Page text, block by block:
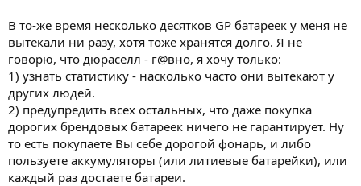
В то-же время несколько десятков GP батареек у меня не
вытекали ни разу, хотя тоже хранятся долго. Я не
говорю, что дюраселл - г@вно, я хочу только:
1) узнать статистику - насколько часто они вытекают у
других людей.
2) предупредить всех остальных, что даже покупка
дорогих брендовых батареек ничего не гарантирует. Ну
то есть покупаете Вы себе дорогой фонарь, и либо
пользуете аккумуляторы (или литиевые батарейки), или
каждый раз достаете батареи.